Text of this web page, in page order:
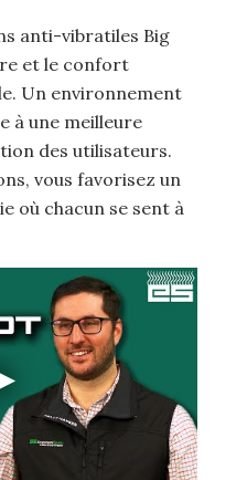
anti-vibratiles Big
et le confort
Un environnement
à une meilleure
des utilisateurs.
vous favorisez un
où chacun se sent à